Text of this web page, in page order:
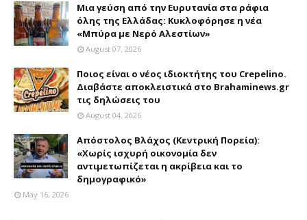
Mια γεύση από την Eυρυτανία στα ράφια
όλης της Ελλάδας: Κυκλοφόρησε η νέα
«Μπύρα με Nερό Aλεστίων»
August 07, 2026
Ποιος είναι ο νέος ιδιοκτήτης του Crepelino.
Διαβάστε αποκλειστικά στο Brahaminews.gr
τις δηλώσεις του
August 04, 2026
Απόστολος Βλάχος (Κεντρική Πορεία):
«Χωρίς ισχυρή οικονομία δεν
αντιμετωπίζεται η ακρίβεια και το
δημογραφικό»
May 16, 2026